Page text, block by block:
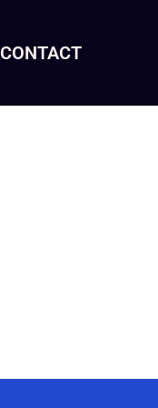
CONTACT